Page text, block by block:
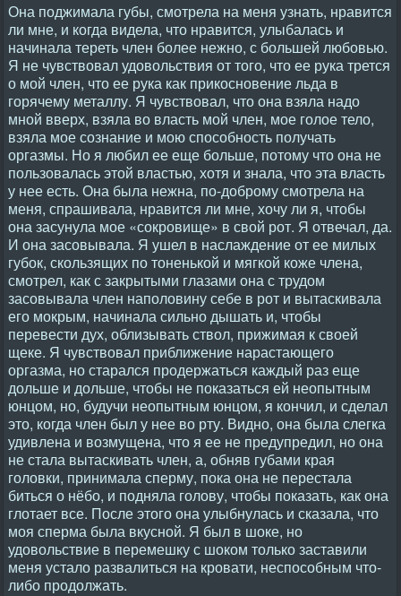
Она поджимала губы, смотрела на меня узнать, нравится
ли мне, и когда видела, что нравится, улыбалась и
начинала тереть член более нежно, с большей любовью.
Я не чувствовал удовольствия от того, что ее рука трется
о мой член, что ее рука как прикосновение льда в
горячему металлу. Я чувствовал, что она взяла надо
мной вверх, взяла во власть мой член, мое голое тело,
взяла мое сознание и мою способность получать
оргазмы. Но я любил ее еще больше, потому что она не
пользовалась этой властью, хотя и знала, что эта власть
у нее есть. Она была нежна, по-доброму смотрела на
меня, спрашивала, нравится ли мне, хочу ли я, чтобы
она засунула мое «сокровище» в свой рот. Я отвечал, да.
И она засовывала. Я ушел в наслаждение от ее милых
губок, скользящих по тоненькой и мягкой коже члена,
смотрел, как с закрытыми глазами она с трудом
засовывала член наполовину себе в рот и вытаскивала
его мокрым, начинала сильно дышать и, чтобы
перевести дух, облизывать ствол, прижимая к своей
щеке. Я чувствовал приближение нарастающего
оргазма, но старался продержаться каждый раз еще
дольше и дольше, чтобы не показаться ей неопытным
юнцом, но, будучи неопытным юнцом, я кончил, и сделал
это, когда член был у нее во рту. Видно, она была слегка
удивлена и возмущена, что я ее не предупредил, но она
не стала вытаскивать член, а, обняв губами края
головки, принимала сперму, пока она не перестала
биться о нёбо, и подняла голову, чтобы показать, как она
глотает все. После этого она улыбнулась и сказала, что
моя сперма была вкусной. Я был в шоке, но
удовольствие в перемешку с шоком только заставили
меня устало развалиться на кровати, неспособным что-
либо продолжать.